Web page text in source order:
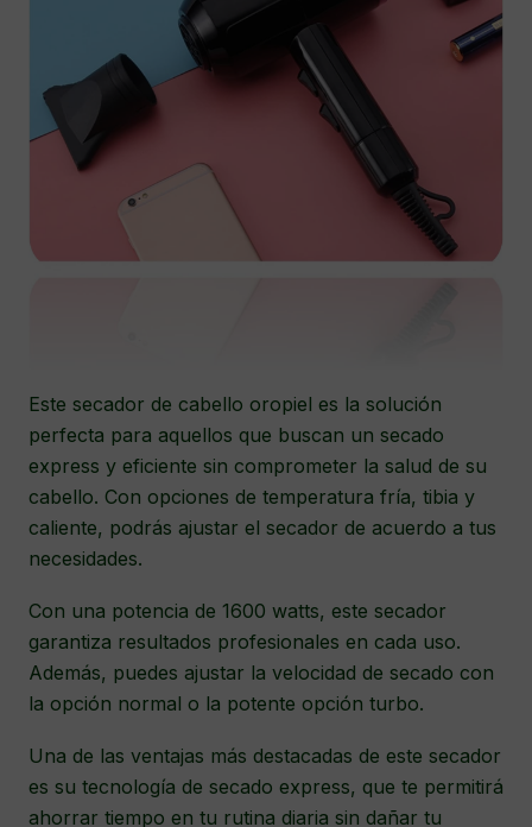
Este secador de cabello oropiel es la solución
perfecta para aquellos que buscan un secado
express y eficiente sin comprometer la salud de su
cabello. Con opciones de temperatura fría, tibia y
caliente, podrás ajustar el secador de acuerdo a tus
necesidades.
Con una potencia de 1600 watts, este secador
garantiza resultados profesionales en cada uso.
Además, puedes ajustar la velocidad de secado con
la opción normal o la potente opción turbo.
Una de las ventajas más destacadas de este secador
es su tecnología de secado express, que te permitirá
ahorrar tiempo en tu rutina diaria sin dañar tu